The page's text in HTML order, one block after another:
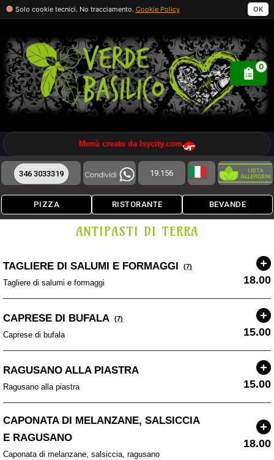
Menù creato da Isycity.com
346 3033319 19.156
Solo cookie tecnici. No tracciamento. Cookie Policy OK
PIZZA RISTORANTE BEVANDE
0
ANTIPASTI DI TERRA
TAGLIERE DI SALUMI E FORMAGGI (7)
Tagliere di salumi e formaggi 18.00
CAPRESE DI BUFALA (7)
Caprese di bufala 15.00
RAGUSANO ALLA PIASTRA
Ragusano alla piastra 15.00
CAPONATA DI MELANZANE, SALSICCIA
E RAGUSANO
Caponata di melanzane, salsiccia, ragusano
18.00